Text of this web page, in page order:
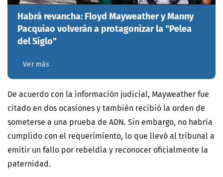
Habrá revancha: Floyd Mayweather y Manny
Pacquiao volverán a protagonizar la "Pelea
del Siglo"
Ver más
De acuerdo con la información judicial, Mayweather fue
citado en dos ocasiones y también recibió la orden de
someterse a una prueba de ADN. Sin embargo, no habría
cumplido con el requerimiento, lo que llevó al tribunal a
emitir un fallo por rebeldía y reconocer oficialmente la
paternidad.